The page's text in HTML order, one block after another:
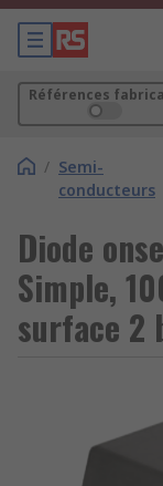
Références
/ Semi-
conducteurs
Diode
Simple,
surface 2